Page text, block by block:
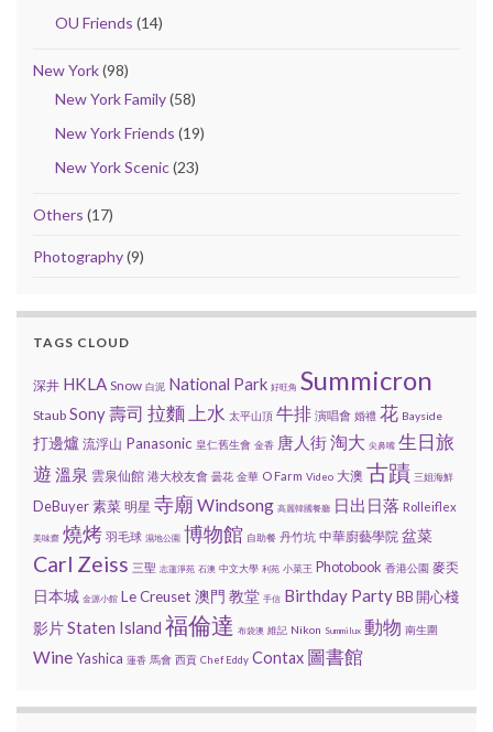
OU Friends (14)
New York(98)
New York Family(58)
New York Friends (19)
New York Scenic(23)
Others (17)
Photography(9)
TAGS CLOUD
深井 HKLA Snow 白泥 National Park 好旺角 Summicron
Staub Sony壽司 拉麵上水 太平山頂 牛排 演唱會 婚禮 花 Bayside
打邊爐 流浮山 Panasonic 皇仁舊生會 金香 唐人街淘大 尖鼻嘴 生日旅
遊 溫泉 雲泉仙館 港大校友會 曇花 金華 O Farm Video 大澳 古蹟 三姐海鮮
DeBuyer素菜 明星 寺廟 Windsong 高麗韓國餐廳 日出日落 Rolleiflex
美味齋 燒烤 羽毛球 濕地公園 博物館 自助餐 丹竹坑 中華廚藝學院 盆菜
Carl Zeiss 三聖 志蓮淨苑 石澳 中文大學 利苑 小菜王 Photobook 香港公園 麥奀
日本城 金源小館 Le Creuset 澳門 教堂 手信 Birthday PartyBB 開心棧
影片Staten Island 福倫達 布袋澳 維記 Nikon Summilux 動物 南生圍
WineYashica 蓮香 馬會 西貢 Chef Eddy Contax 圖書館